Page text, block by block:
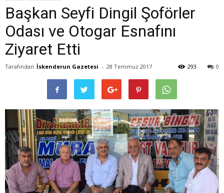
Gazetesi
Başkan Seyfi Dingil Şoförler
Odası ve Otogar Esnafını
Ziyaret Etti
Tarafından İskenderun Gazetesi - 28 Temmuz 2017 0
293